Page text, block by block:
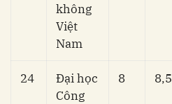
không
Việt
Nam
24
Đại học
Công
8 8,5